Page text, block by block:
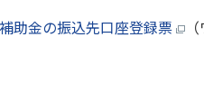
補助金の振込先口座登録票